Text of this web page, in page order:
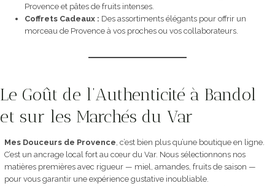
Provence et pâtes de fruits intenses.
Coffrets Cadeaux : Des assortiments élégants pour offrir un
morceau de Provence à vos proches ou vos collaborateurs.
Le Goût de l’Authenticité à Bandol
et sur les Marchés du Var
Mes Douceurs de Provence, c’est bien plus qu’une boutique en ligne.
C’est un ancrage local fort au cœur du Var. Nous sélectionnons nos
matières premières avec rigueur — miel, amandes, fruits de saison —
pour vous garantir une expérience gustative inoubliable.